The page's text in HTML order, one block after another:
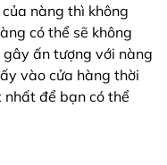
nàng thì không
có thể sẽ không
ấn tượng với nàng
vào cửa hàng thời
để bạn có thể